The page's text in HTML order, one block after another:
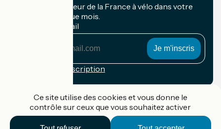
Recevez le meilleur de la France à vélo dans votre
boîte mail chaque mois.
Mon adresse mail
Conditions d'inscription
Ce site utilise des cookies et vous donne le
contrôle sur ceux que vous souhaitez activer